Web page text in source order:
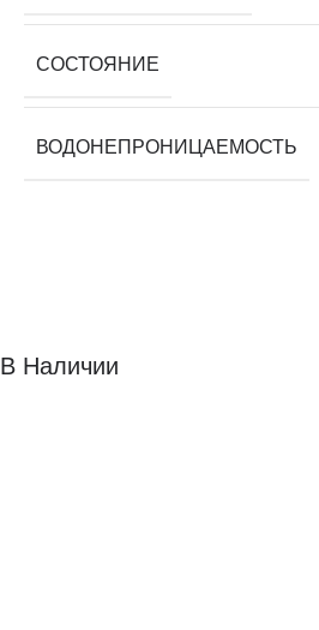
СОСТОЯНИЕ
ВОДОНЕПРОНИЦАЕМОСТЬ
В Наличии